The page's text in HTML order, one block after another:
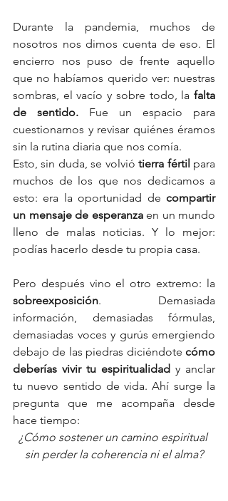
Durante la pandemia, muchos de
nosotros nos dimos cuenta de eso. El
encierro nos puso de frente aquello
que no habíamos querido ver: nuestras
sombras, el vacío y sobre todo, la falta
de sentido. Fue un espacio para
cuestionarnos y revisar quiénes éramos
sin la rutina diaria que nos comía.
Esto, sin duda, se volvió tierra fértil para
muchos de los que nos dedicamos a
esto: era la oportunidad de compartir
un mensaje de esperanza en un mundo
lleno de malas noticias. Y lo mejor:
podías hacerlo desde tu propia casa.
sobreexposición. Demasiada
información, demasiadas fórmulas,
demasiadas voces y gurús emergiendo
debajo de las piedras diciéndote cómo
deberías vivir tu espiritualidad y anclar
tu nuevo sentido de vida. Ahí surge la
pregunta que me acompaña desde
hace tiempo:
¿Cómo sostener un camino espiritual
sin perder la coherencia ni el alma?